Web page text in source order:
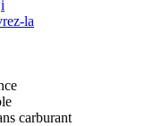
i
la
carburant